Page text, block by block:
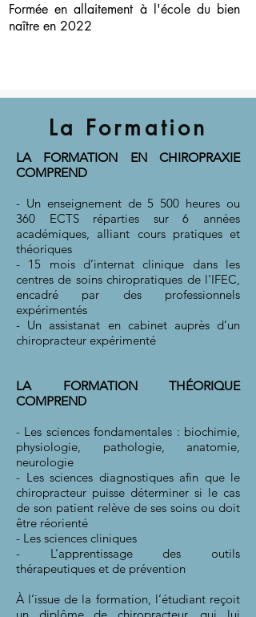
Formée en allaitement à l'école du bien
naître en 2022
La Formation
LA FORMATION EN CHIROPRAXIE
COMPREND
- Un enseignement de 5 500 heures ou
360 ECTS réparties sur 6 années
académiques, alliant cours pratiques et
théoriques
- 15 mois d’internat clinique dans les
centres de soins chiropratiques de l’IFEC,
encadré par des professionnels
expérimentés
- Un assistanat en cabinet auprès d’un
chiropracteur expérimenté​
LA FORMATION THÉORIQUE
COMPREND​
- Les sciences fondamentales : biochimie,
physiologie, pathologie, anatomie,
neurologie
- Les sciences diagnostiques afin que le
chiropracteur puisse déterminer si le cas
de son patient relève de ses soins ou doit
être réorienté
- Les sciences cliniques
- L’apprentissage des outils
thérapeutiques et de prévention
À l’issue de la formation, l’étudiant reçoit